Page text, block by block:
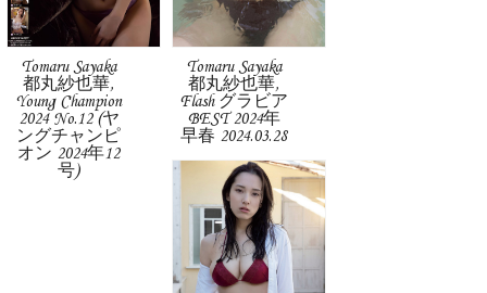
Tomaru Sayaka
都丸紗也華,
Young Champion
2024 No.12 (ヤ
ングチャンピ
オン 2024年12
号)
Tomaru Sayaka
都丸紗也華,
Flash グラビア
BEST 2024年
早春 2024.03.28